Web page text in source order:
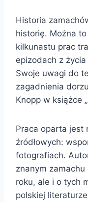
Historia
historię. Można
kilkunastu prac
epizodach z
Swoje uwagi do
zagadnienia
Knopp w książce
Praca oparta jest
źródłowych:
fotografiach.
znanym
roku, ale i o tych
polskiej